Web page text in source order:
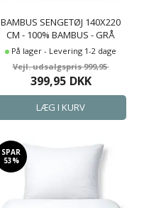
BAMBUS SENGETØJ 140X220
CM - 100% BAMBUS - GRÅ
JACQUARDVÆVET STRIBER
På lager - Levering 1-2 dage
999,95
399,95 DKK
SPAR
53%